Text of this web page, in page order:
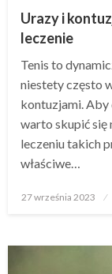
Urazy i
leczenie
Tenis to
niestety często
kontuzjami. Aby
warto skupić
leczeniu takich
właściwe…
Opublikowane
27 września 2023